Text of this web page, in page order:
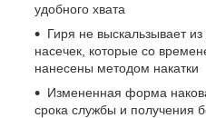
удобного хвата
Гиря не выскальзывает
насечек, которые со
нанесены методом накатки
Измененная форма
срока службы и получения